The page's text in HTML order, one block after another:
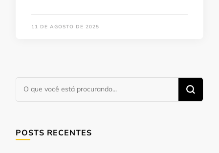
11 DE AGOSTO DE 2025
Procurando
POSTS RECENTES